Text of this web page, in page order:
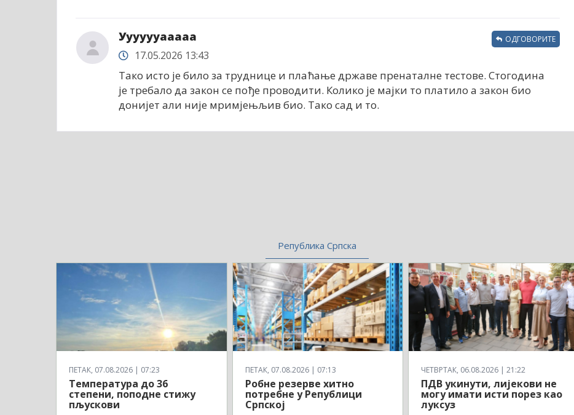
Ууууууааааа
17.05.2026 13:43
Тако исто је било за труднице и плаћање државе пренаталне тестове. Стогодина
је требало да закон се пође проводити. Колико је мајки то платило а закон био
донијет али није мримјењљив био. Тако сад и то.
ОДГОВОРИТЕ
Република Српска
ПЕТАК, 07.08.2026 | 07:23
Температура до 36
степени, поподне стижу
пљускови
ПЕТАК, 07.08.2026 | 07:13
Робне резерве хитно
потребне у Републици
Српској
ЧЕТВРТАК, 06.08.2026 | 21:22
ПДВ укинути, лијекови не
могу имати исти порез као
луксуз